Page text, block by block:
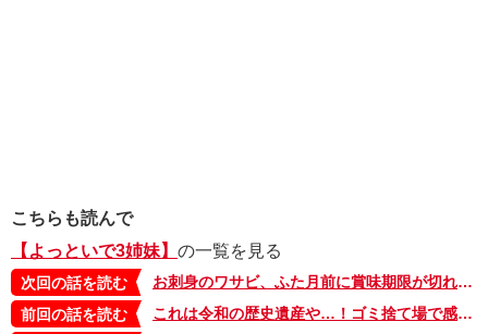
こちらも読んで
【よっといで3姉妹】 の一覧を見る
次回の話を読む
お刺身のワサビ、ふた月前に賞味期限が切れてる…。とっさに思いついた、期限を戻す方法【よっといで3姉妹・37】
前回の話を読む
これは令和の歴史遺産や…！ゴミ捨て場で感極まった理由【よっといで3姉妹・35】